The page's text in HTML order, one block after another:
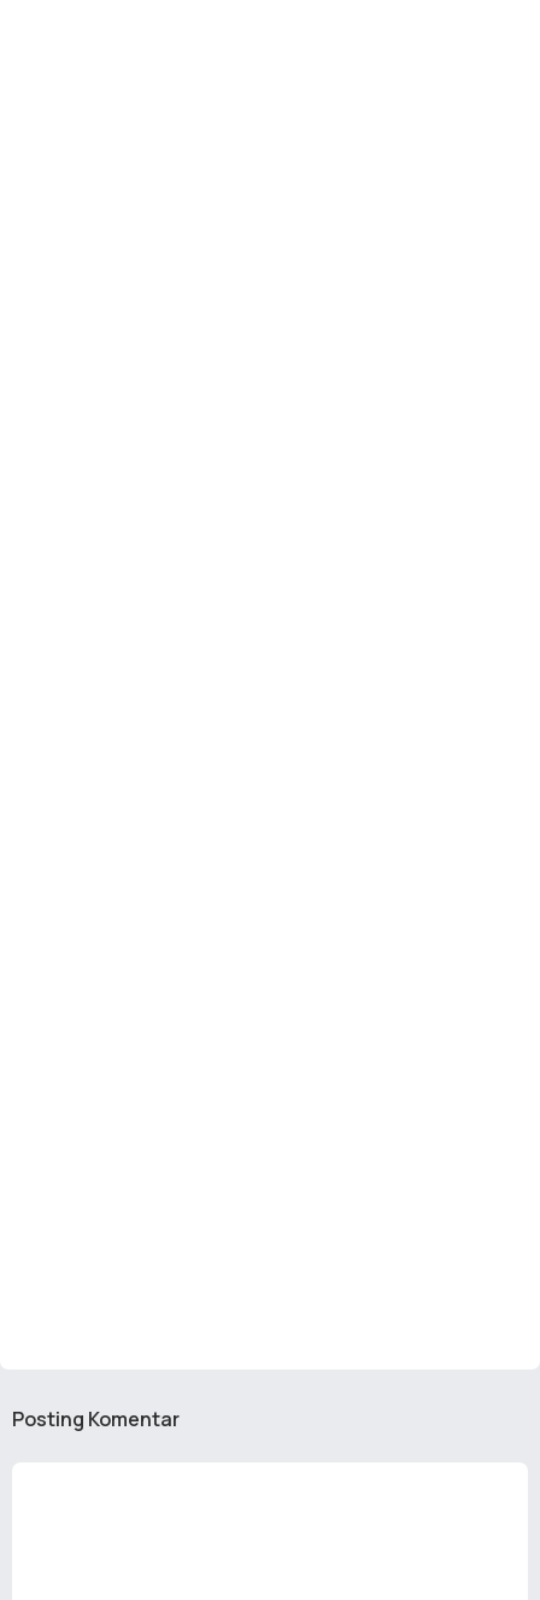
Posting Komentar